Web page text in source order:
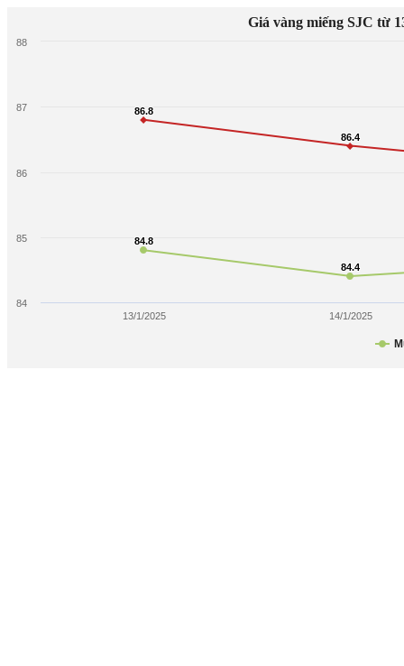
Giá vàng miếng SJC từ
84.8
84.8
84.4
84.4
86.8
86.8
86.4
86.4
13/1/2025 14/1/2025
84
85
86
87
88